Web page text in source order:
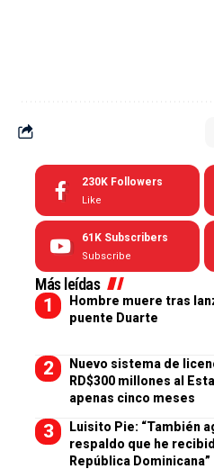
230K Followers
Like
61K Subscribers
Subscribe
Más leídas
Hombre muere tras
puente Duarte
Nuevo sistema de
RD$300 millones al
apenas cinco meses
Luisito Pie: “También
respaldo que he
República Dominicana”